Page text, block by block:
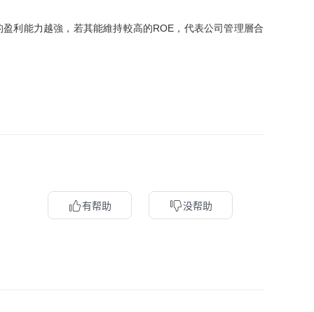
利能力越強，若其能維持較高的ROE，代表公司管理層合
有帮助 没帮助